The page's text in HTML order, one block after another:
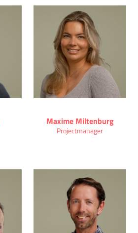
Maxime Miltenburg
Projectmanager